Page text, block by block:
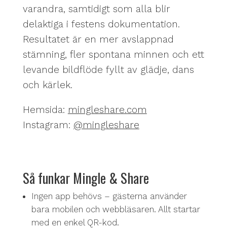
varandra, samtidigt som alla blir
delaktiga i festens dokumentation.
Resultatet är en mer avslappnad
stämning, fler spontana minnen och ett
levande bildflöde fyllt av glädje, dans
och kärlek.
Hemsida: mingleshare.com
Instagram: @mingleshare
Så funkar Mingle & Share
Ingen app behövs – gästerna använder
bara mobilen och webbläsaren. Allt startar
med en enkel QR-kod.